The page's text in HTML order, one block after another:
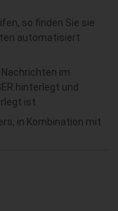
so finden Sie sie
automatisiert
im
hinterlegt und
ist.
in Kombination mit